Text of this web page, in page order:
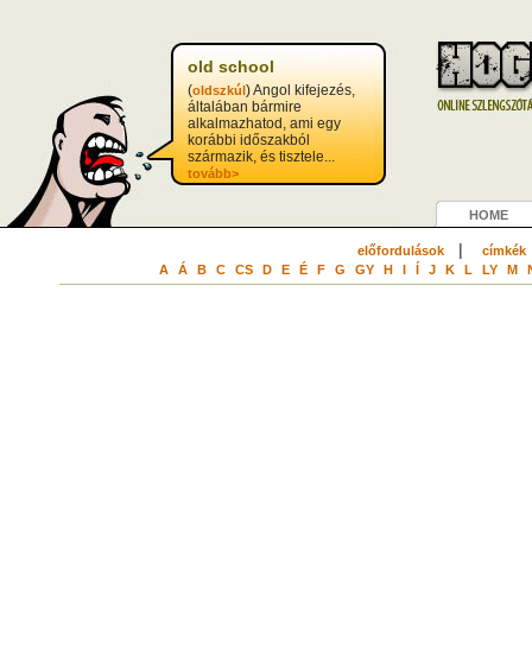
old school
(oldszkúl) Angol kifejezés,
általában bármire
alkalmazhatod, ami egy
korábbi időszakból
származik, és tisztele...
tovább>
HOME
előfordulások| címkék
A Á B C CS D E É F G GY H I Í J K L LY M